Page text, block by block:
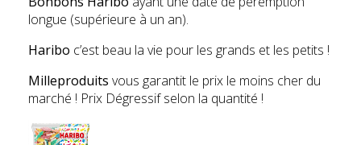
longue (supérieure à un an).
Haribo c’est beau la vie pour les grands et les petits !
Milleproduits vous garantit le prix le moins cher du
marché ! Prix Dégressif selon la quantité !